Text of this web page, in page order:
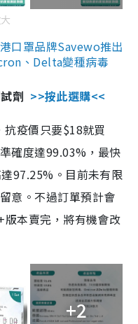
口罩品牌Savewo推出
、Delta變種病毒
劑 >>按此選購<<
疫價只要$18就買
確度達99.03%，最快
97.25%。目前未有限
意。不過訂單預計會
本賣完，將有機會改
+2